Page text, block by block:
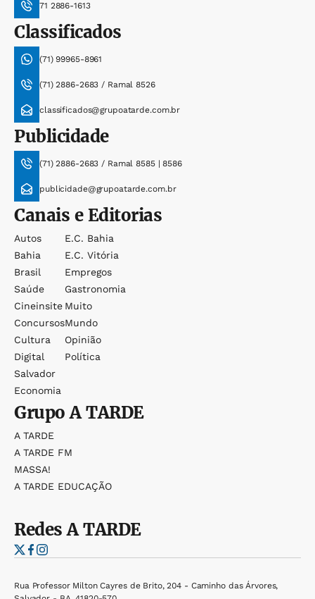
71 2886-1613
Classificados
(71) 99965-8961
(71) 2886-2683 / Ramal 8526
classificados@grupoatarde.com.br
Publicidade
(71) 2886-2683 / Ramal 8585 | 8586
publicidade@grupoatarde.com.br
Canais e Editorias
Autos
Bahia
Brasil
Saúde
Cineinsite
Concursos
Cultura
Digital
Salvador
Economia
E.c. Bahia
E.c. Vitória
Empregos
Gastronomia
Muito
Mundo
Opinião
Política
GrupoA TARDE
A TARDE
A TARDE FM
MASSA!
A TARDE EDUCAÇÃO
RedesA TARDE
Rua Professor Milton Cayres de Brito, 204 - Caminho das Árvores,